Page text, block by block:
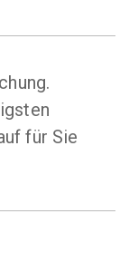
für Sie